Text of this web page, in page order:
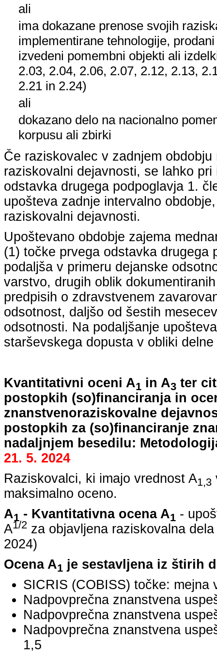
ali
ima dokazane prenose svojih
implementirane tehnologije,
izvedeni pomembni objekti ali
2.03, 2.04, 2.06, 2.07, 2.12, 2.13,
2.21 in 2.24)
ali
dokazano delo na nacionalno
korpusu ali zbirki
Če raziskovalec v zadnjem
raziskovalni dejavnosti, se lahko
odstavka drugega podpoglavja 1.
upošteva zadnje intervalno
raziskovalni dejavnosti.
Upoštevano obdobje zajema
(1) točke prvega odstavka drugega
podaljša v primeru dejanske
varstvo, drugih oblik
predpisih o zdravstvenem
odsotnost, daljšo od šestih
odsotnosti. Na podaljšanje
starševskega dopusta v obliki
Kvantitativni oceni A1 in A3 ter
postopkih (so)financiranja in
znanstvenoraziskovalne
postopkih za (so)financiranje
nadaljnjem besedilu:
21. 5. 2024
Raziskovalci, ki imajo vrednost A1,3
maksimalno oceno.
A1 - Kvantitativna ocena A1 -
A1/2 za objavljena raziskovalna
2024)
Ocena A1 je sestavljena iz štirih
SICRIS (COBISS) točke: mejna
Nadpovprečna znanstvena
Nadpovprečna znanstvena
Nadpovprečna znanstvena
1,5